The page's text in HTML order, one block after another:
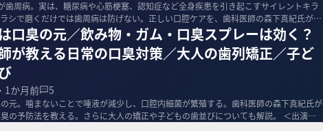
歯周病。実は、糖尿病や心筋梗塞、認知症など全身疾患を引き起こすサイレントキラ
シで磨くだけでは歯周病は防げない。正しい口腔ケアを、歯科医師の森下真紀氏が解
口臭の元／飲み物・ガム・口臭スプレーは効く？
が教える日常の口臭対策／大人の歯列矯正／子ど
1か月前 5
元。噛まないことで唾液が減少し、口腔内細菌が繁殖する。歯科医師の森下真紀氏が
の予防法を教える。さらに大人の矯正や子どもの歯並びについても解説。 ＜出演＞